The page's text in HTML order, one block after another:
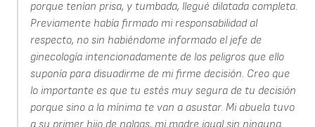
porque tenían prisa, y tumbada, llegué dilatada completa.
Previamente había firmado mi responsabilidad al
respecto, no sin habiéndome informado el jefe de
ginecología intencionadamente de los peligros que ello
suponía para disuadirme de mi firme decisión. Creo que
lo importante es que tu estés muy segura de tu decisión
porque sino a la mínima te van a asustar. Mi abuela tuvo